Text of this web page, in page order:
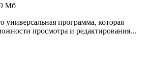
Мб
универсальная программа, которая
просмотра и редактирования...